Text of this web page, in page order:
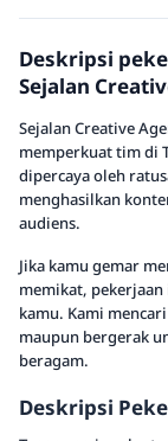
Deskripsi
Sejalan
Sejalan Creative
memperkuat tim di
dipercaya oleh
menghasilkan
audiens.
Jika kamu gemar
memikat,
kamu. Kami
maupun bergerak
beragam.
Deskripsi